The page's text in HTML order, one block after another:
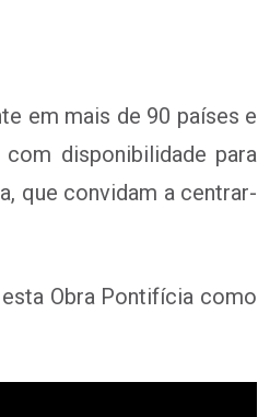
em mais de 90 países e
disponibilidade para
que convidam a centrar-
Obra Pontifícia como